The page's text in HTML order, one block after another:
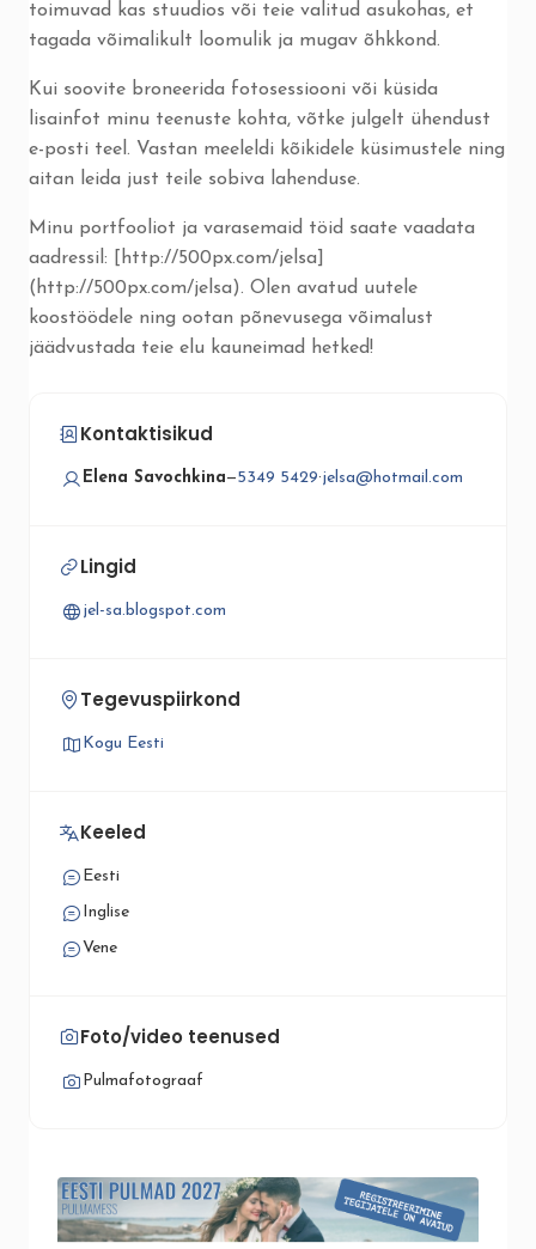
toimuvad kas stuudios või teie valitud asukohas, et
tagada võimalikult loomulik ja mugav õhkkond.
Kui soovite broneerida fotosessiooni või küsida
lisainfot minu teenuste kohta, võtke julgelt ühendust
e-posti teel. Vastan meeleldi kõikidele küsimustele ning
aitan leida just teile sobiva lahenduse.
Minu portfooliot ja varasemaid töid saate vaadata
aadressil: [http://500px.com/jelsa]
(http://500px.com/jelsa). Olen avatud uutele
koostöödele ning ootan põnevusega võimalust
jäädvustada teie elu kauneimad hetked!
Kontaktisikud
Elena Savochkina—5349 5429·jelsa@hotmail.com
Lingid
jel-sa.blogspot.com
Tegevuspiirkond
Kogu Eesti
Keeled
Eesti
Inglise
Vene
Foto/video teenused
Pulmafotograaf